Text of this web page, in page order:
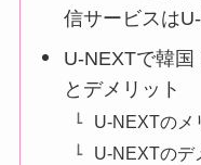
信サービスは
U-NEXTで韓国
とデメリット
U-NEXTのメ
U-NEXTのデ